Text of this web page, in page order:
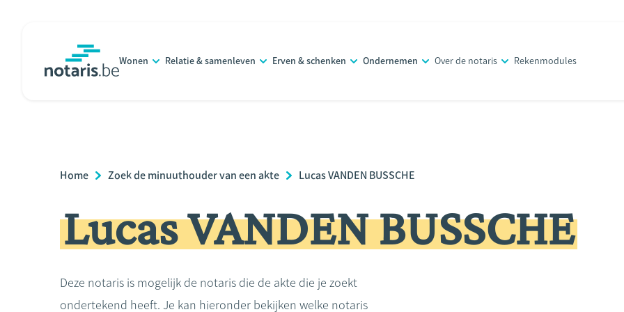
Wonen Relatie & samenleven Erven & schenken Ondernemen Over de notaris Rekenmodules
Breadcrumb
Home Zoek de minuuthouder van een akte Lucas VANDEN BUSSCHE
Lucas VANDEN BUSSCHE
Deze notaris is mogelijk de notaris die de akte die je zoekt
ondertekend heeft. Je kan hieronder bekijken welke notaris